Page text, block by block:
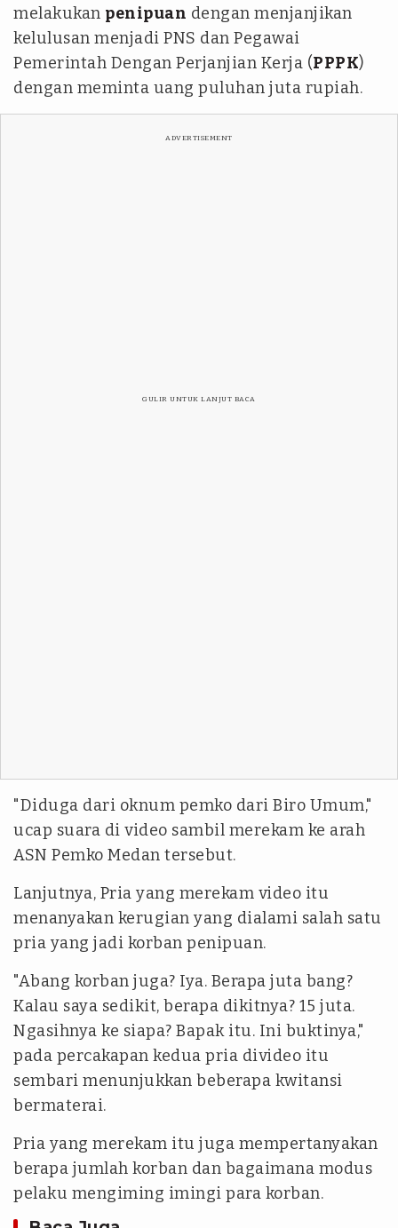
melakukan penipuan dengan menjanjikan
kelulusan menjadi PNS dan Pegawai
Pemerintah Dengan Perjanjian Kerja (PPPK)
dengan meminta uang puluhan juta rupiah.
ADVERTISEMENT
GULIR UNTUK LANJUT BACA
"Diduga dari oknum pemko dari Biro Umum,"
ucap suara di video sambil merekam ke arah
ASN Pemko Medan tersebut.
Lanjutnya, Pria yang merekam video itu
menanyakan kerugian yang dialami salah satu
pria yang jadi korban penipuan.
"Abang korban juga? Iya. Berapa juta bang?
Kalau saya sedikit, berapa dikitnya? 15 juta.
Ngasihnya ke siapa? Bapak itu. Ini buktinya,"
pada percakapan kedua pria divideo itu
sembari menunjukkan beberapa kwitansi
bermaterai.
Pria yang merekam itu juga mempertanyakan
berapa jumlah korban dan bagaimana modus
pelaku mengiming imingi para korban.